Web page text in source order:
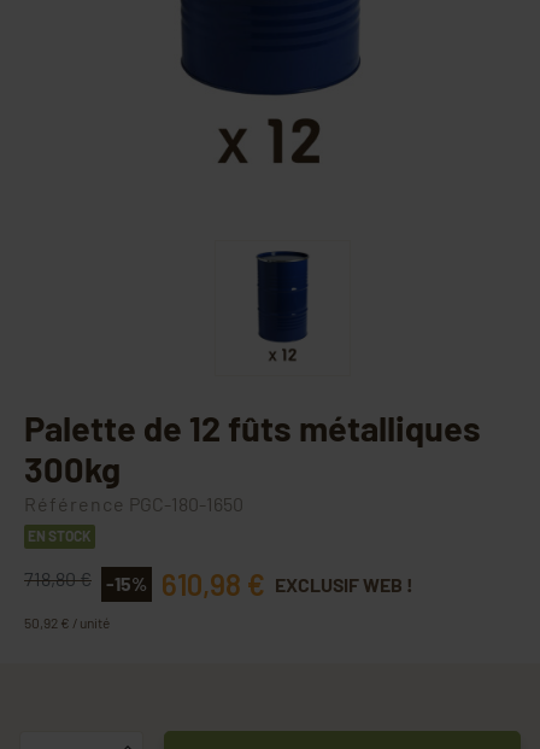
Palette de 12 fûts métalliques
300kg
Référence PGC-180-1650
EN STOCK
718,80 € -15% 610,98 € EXCLUSIF WEB !
50,92 € / unité